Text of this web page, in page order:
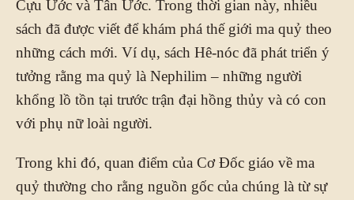
Cựu Ước và Tân Ước. Trong thời gian này, nhiều
sách đã được viết để khám phá thế giới ma quỷ theo
những cách mới. Ví dụ, sách Hê-nóc đã phát triển ý
tưởng rằng ma quỷ là Nephilim – những người
khổng lồ tồn tại trước trận đại hồng thủy và có con
với phụ nữ loài người.
Trong khi đó, quan điểm của Cơ Đốc giáo về ma
quỷ thường cho rằng nguồn gốc của chúng là từ sự